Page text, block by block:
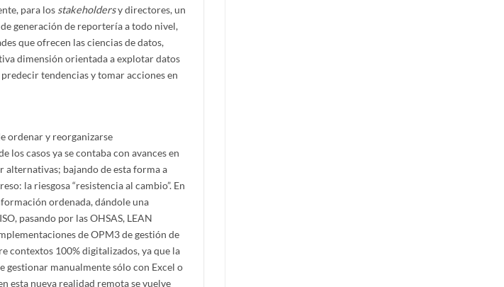
para los stakeholdersy directores, un
generación de reportería a todo nivel,
que ofrecen las ciencias de datos,
dimensión orientada a explotar datos
tendencias y tomar acciones en
ordenar y reorganizarse
casos ya se contaba con avances en
alternativas; bajando de esta forma a
la riesgosa “resistencia al cambio”. En
ordenada, dándole una
pasando por las OHSAS, LEAN
de OPM3 de gestión de
contextos 100% digitalizados, ya que la
manualmente sólo con Excel o
esta nueva realidad remota se vuelve